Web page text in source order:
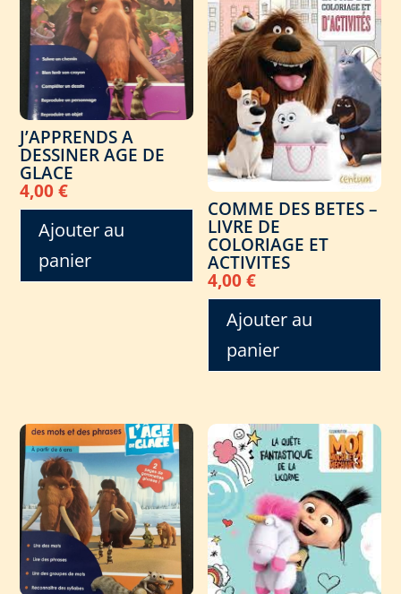
J’APPRENDS A
DESSINER AGE DE
GLACE
4,00€
Ajouter au
panier
COMME DES BETES –
LIVRE DE
COLORIAGE ET
ACTIVITES
4,00€
Ajouter au
panier